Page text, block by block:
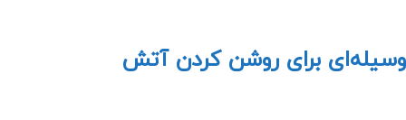
وسیله‌ای برای روشن کردن آتش